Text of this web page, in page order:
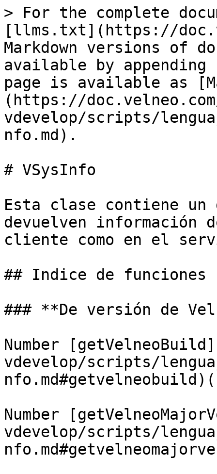
> For the complete
[llms.txt](https://
Markdown versions of
available by
page is available as
(https://
vdevelop/scripts/
nfo.md).
# VSysInfo
Esta clase contiene un
devuelven información
cliente como en el
## Indice de funciones
### **De versión de
Number
vdevelop/scripts/
Number
vdevelop/scripts/